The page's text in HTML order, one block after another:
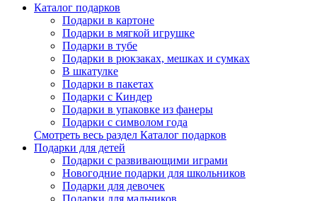
Каталог подарков
Подарки в картоне
Подарки в мягкой игрушке
Подарки в тубе
Подарки в рюкзаках, мешках и сумках
В шкатулке
Подарки в пакетах
Подарки с Киндер
Подарки в упаковке из фанеры
Подарки с символом года
Смотреть весь раздел Каталог подарков
Подарки для детей
Подарки с развивающими играми
Новогодние подарки для школьников
Подарки для девочек
Подарки для мальчиков